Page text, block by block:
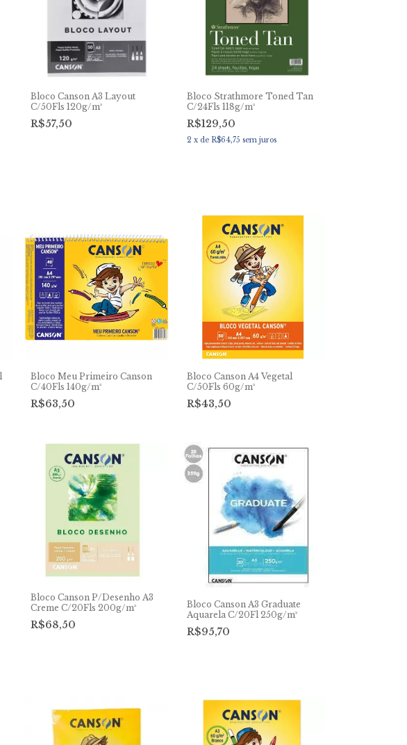
Bloco Canson A3 Layout
C/50Fls 120g/m²
R$57,50
Bloco Strathmore Toned Tan
C/24Fls 118g/m²
R$129,50
2 x de R$64,75 sem juros
Bloco Meu Primeiro Canson
C/40Fls 140g/m²
R$63,50
Bloco Canson A4 Vegetal
C/50Fls 60g/m²
R$43,50
Bloco Canson P/Desenho A3
Creme C/20Fls 200g/m²
R$68,50
Bloco Canson A3 Graduate
Aquarela C/20Fl 250g/m²
R$95,70